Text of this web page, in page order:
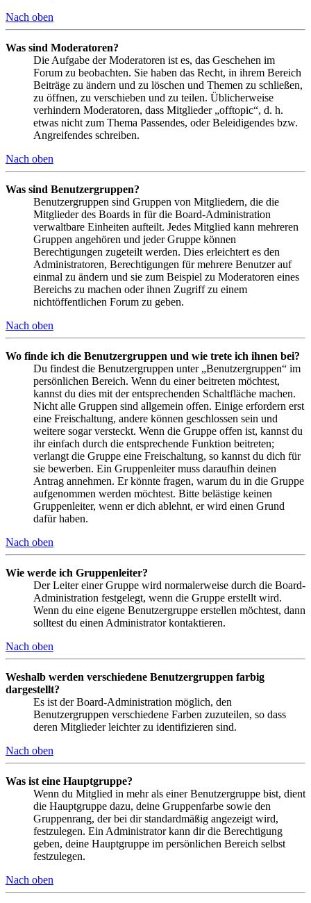
Nach oben
Was sind Moderatoren?
Die Aufgabe der Moderatoren ist es, das Geschehen im
Forum zu beobachten. Sie haben das Recht, in ihrem Bereich
Beiträge zu ändern und zu löschen und Themen zu schließen,
zu öffnen, zu verschieben und zu teilen. Üblicherweise
verhindern Moderatoren, dass Mitglieder „offtopic“, d. h.
etwas nicht zum Thema Passendes, oder Beleidigendes bzw.
Angreifendes schreiben.
Nach oben
Was sind Benutzergruppen?
Benutzergruppen sind Gruppen von Mitgliedern, die die
Mitglieder des Boards in für die Board-Administration
verwaltbare Einheiten aufteilt. Jedes Mitglied kann mehreren
Gruppen angehören und jeder Gruppe können
Berechtigungen zugeteilt werden. Dies erleichtert es den
Administratoren, Berechtigungen für mehrere Benutzer auf
einmal zu ändern und sie zum Beispiel zu Moderatoren eines
Bereichs zu machen oder ihnen Zugriff zu einem
nichtöffentlichen Forum zu geben.
Nach oben
Wo finde ich die Benutzergruppen und wie trete ich ihnen bei?
Du findest die Benutzergruppen unter „Benutzergruppen“ im
persönlichen Bereich. Wenn du einer beitreten möchtest,
kannst du dies mit der entsprechenden Schaltfläche machen.
Nicht alle Gruppen sind allgemein offen. Einige erfordern erst
eine Freischaltung, andere können geschlossen sein und
weitere sogar versteckt. Wenn die Gruppe offen ist, kannst du
ihr einfach durch die entsprechende Funktion beitreten;
verlangt die Gruppe eine Freischaltung, so kannst du dich für
sie bewerben. Ein Gruppenleiter muss daraufhin deinen
Antrag annehmen. Er könnte fragen, warum du in die Gruppe
aufgenommen werden möchtest. Bitte belästige keinen
Gruppenleiter, wenn er dich ablehnt, er wird einen Grund
dafür haben.
Nach oben
Wie werde ich Gruppenleiter?
Der Leiter einer Gruppe wird normalerweise durch die Board-
Administration festgelegt, wenn die Gruppe erstellt wird.
Wenn du eine eigene Benutzergruppe erstellen möchtest, dann
solltest du einen Administrator kontaktieren.
Nach oben
Weshalb werden verschiedene Benutzergruppen farbig
dargestellt?
Es ist der Board-Administration möglich, den
Benutzergruppen verschiedene Farben zuzuteilen, so dass
deren Mitglieder leichter zu identifizieren sind.
Nach oben
Was ist eine Hauptgruppe?
Wenn du Mitglied in mehr als einer Benutzergruppe bist, dient
die Hauptgruppe dazu, deine Gruppenfarbe sowie den
Gruppenrang, der bei dir standardmäßig angezeigt wird,
festzulegen. Ein Administrator kann dir die Berechtigung
geben, deine Hauptgruppe im persönlichen Bereich selbst
festzulegen.
Nach oben